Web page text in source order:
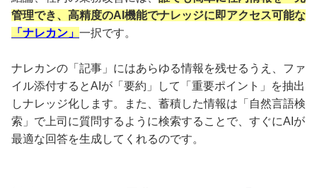
管理でき、高精度のAI機能でナレッジに即アクセス可能な
「ナレカン」 一択です。
ナレカンの「記事」にはあらゆる情報を残せるうえ、ファ
イル添付するとAIが「要約」して「重要ポイント」を抽出
しナレッジ化します。また、蓄積した情報は「自然言語検
索」で上司に質問するように検索することで、すぐにAIが
最適な回答を生成してくれるのです。